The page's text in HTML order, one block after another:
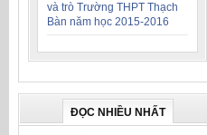
và trò Trường THPT Thạch
Bàn năm học 2015-2016
ĐỌC NHIỀU NHẤT